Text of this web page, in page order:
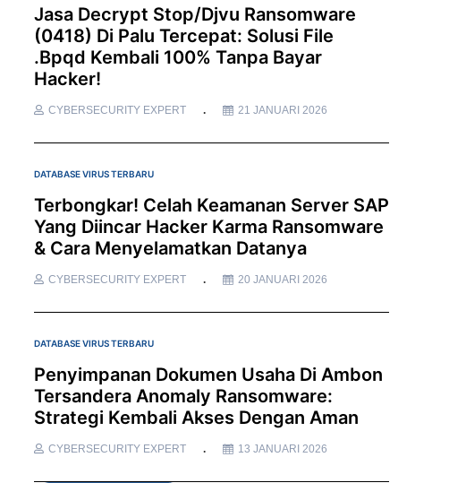
Jasa Decrypt Stop/Djvu Ransomware
(0418) Di Palu Tercepat: Solusi File
.bpqd Kembali 100% Tanpa Bayar
Hacker!
CYBERSECURITY EXPERT 21 JANUARI 2026
DATABASE VIRUS TERBARU
Terbongkar! Celah Keamanan Server SAP
Yang Diincar Hacker Karma Ransomware
& Cara Menyelamatkan Datanya
CYBERSECURITY EXPERT 20 JANUARI 2026
DATABASE VIRUS TERBARU
Penyimpanan Dokumen Usaha Di Ambon
Tersandera Anomaly Ransomware:
Strategi Kembali Akses Dengan Aman
CYBERSECURITY EXPERT 13 JANUARI 2026